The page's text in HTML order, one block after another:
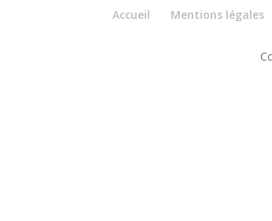
Accueil Mentions légales